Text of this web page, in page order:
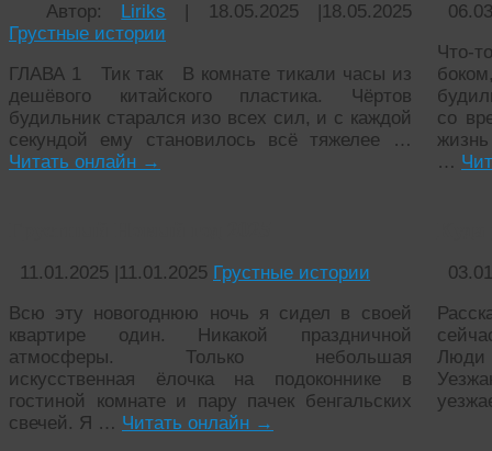
Автор: Liriks 18.05.2025
18.05.2025
Грустные истории
ГЛАВА 1 Тик так В комнате тикали часы из
дешёвого китайского пластика. Чёртов
будильник старался изо всех сил, и с каждой
секундой ему становилось всё тяжелее …
Читать онлайн →
Что-
со
…
11.01.2025 11.01.2025 Грустные истории
Всю эту новогоднюю ночь я сидел в своей
квартире один. Никакой праздничной
атмосферы. Только небольшая
искусственная ёлочка на подоконнике в
гостиной комнате и пару пачек бенгальских
свечей. Я … Читать онлайн →
Люди